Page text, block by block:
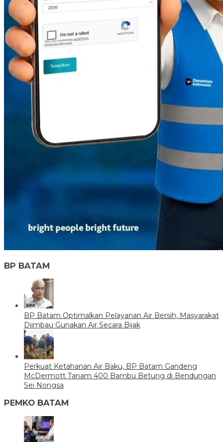
BP BATAM
BP Batam Optimalkan Pelayanan Air Bersih, Masyarakat
Diimbau Gunakan Air Secara Bijak
Perkuat Ketahanan Air Baku, BP Batam Gandeng
McDermott Tanam 400 Bambu Betung di Bendungan
Sei Nongsa
PEMKO BATAM